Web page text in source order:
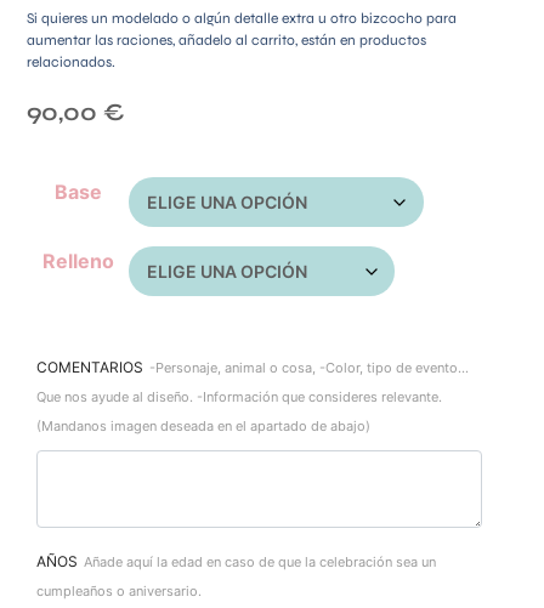
Si quieres un modelado o algún detalle extra u otro bizcocho para
aumentar las raciones, añadelo al carrito, están en productos
relacionados.
90,00 €
Base
Relleno
COMENTARIOS -Personaje, animal o cosa, -Color, tipo de evento...
Que nos ayude al diseño. -Información que consideres relevante.
(Mandanos imagen deseada en el apartado de abajo)
AÑOS Añade aquí la edad en caso de que la celebración sea un
cumpleaños o aniversario.